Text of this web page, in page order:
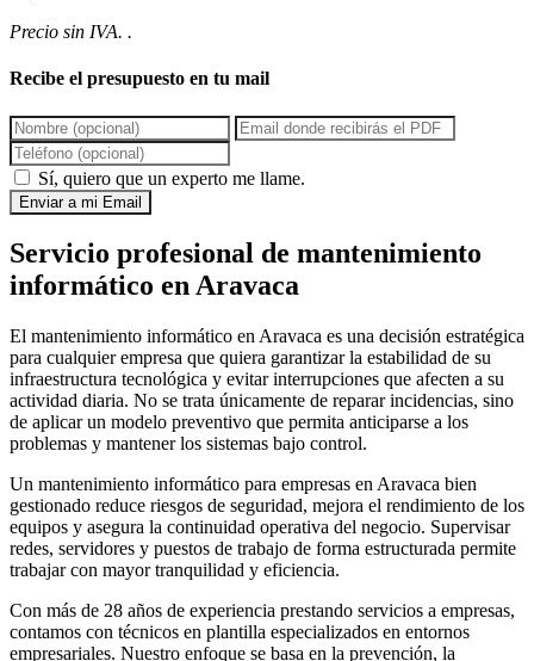
Precio sin IVA. .
Recibe el presupuesto en tu mail
Sí, quiero que un experto me llame.
Enviar a mi Email
Servicio profesional de mantenimiento
informático en Aravaca
El mantenimiento informático en Aravaca es una decisión estratégica
para cualquier empresa que quiera garantizar la estabilidad de su
infraestructura tecnológica y evitar interrupciones que afecten a su
actividad diaria. No se trata únicamente de reparar incidencias, sino
de aplicar un modelo preventivo que permita anticiparse a los
problemas y mantener los sistemas bajo control.
Un mantenimiento informático para empresas en Aravaca bien
gestionado reduce riesgos de seguridad, mejora el rendimiento de los
equipos y asegura la continuidad operativa del negocio. Supervisar
redes, servidores y puestos de trabajo de forma estructurada permite
trabajar con mayor tranquilidad y eficiencia.
Con más de 28 años de experiencia prestando servicios a empresas,
contamos con técnicos en plantilla especializados en entornos
empresariales. Nuestro enfoque se basa en la prevención, la